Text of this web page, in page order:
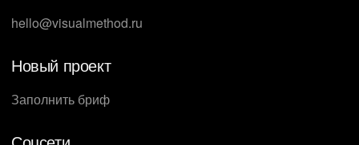
hello@visualmethod.ru
Новый проект
Заполнить бриф